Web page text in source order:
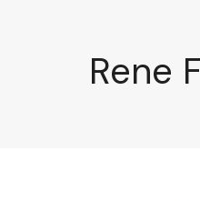
Rene